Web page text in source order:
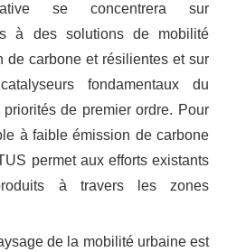
se concentrera sur
à des solutions de mobilité
de carbone et résilientes et sur
fondamentaux du
de premier ordre. Pour
à faible émission de carbone
permet aux efforts existants
à travers les zones
de la mobilité urbaine est